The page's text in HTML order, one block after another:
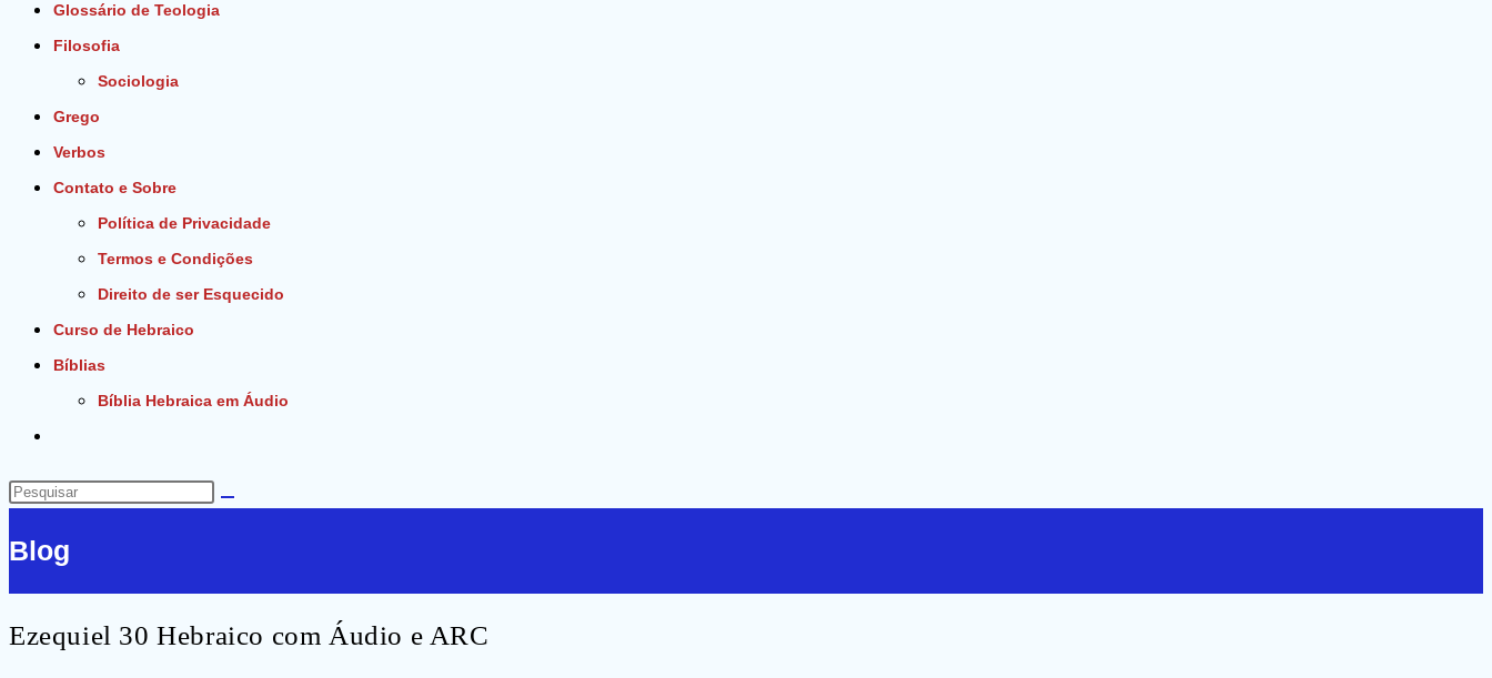
Glossário de Teologia
Filosofia
Sociologia
Grego
Verbos
Contato e Sobre
Política de Privacidade
Termos e Condições
Direito de ser Esquecido
Curso de Hebraico
Bíblias
Bíblia Hebraica em Áudio
do
site
Pesquisar
site
Blog
Ezequiel 30 Hebraico com Áudio e ARC